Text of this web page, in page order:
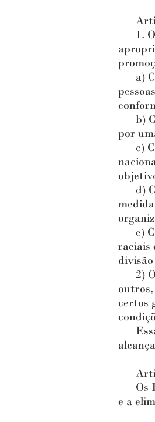
1. Os
a)
b)
por
c)
d)
e)
raciais
2)
certos
Os
e a